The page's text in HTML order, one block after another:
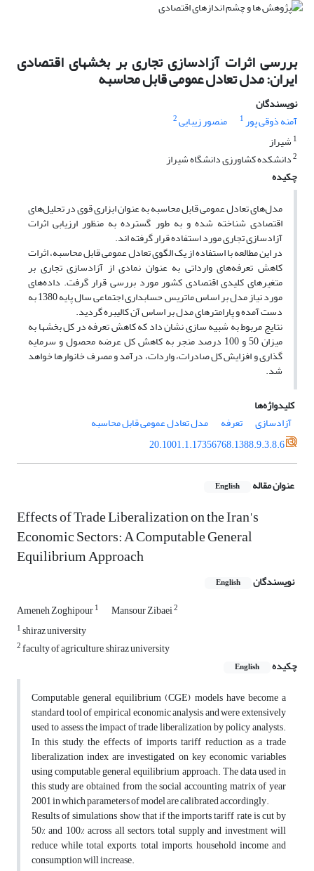
بررسی اثرات آزادسازی تجاری بر بخشهای اقتصادی
ایران: مدل تعادل عمومی قابل محاسبه
نویسندگان
آمنه ذوقی پور1 منصور زیبایی2
1 شیراز
2دانشکده کشاورزی دانشگاه شیراز
چکیده
مدل‌های تعادل عمومی قابل محاسبه به عنوان ابزاری قوی در تحلیل‌های
اقتصادی شناخته شده و به طور گسترده به منظور ارزیابی اثرات
آزادسازی تجاری مورد استفاده قرار گرفته اند.
در این مطالعه با استفاده از یک الگوی تعادل عمومی قابل محاسبه، اثرات
کاهش تعرفه‌های وارداتی به عنوان نمادی از آزادسازی تجاری بر
متغیرهای کلیدی اقتصادی کشور مورد بررسی قرار گرفت. داده‌های
مورد نیاز مدل بر اساس ماتریس حسابداری اجتماعی سال پایه 1380 به
دست آمده و پارامترهای مدل بر اساس آن کالیبره گردید.
نتایج مربوط به شبیه سازی نشان داد که کاهش تعرفه در کل بخشها به
میزان 50 و 100 درصد منجر به کاهش کل عرضه محصول و سرمایه
گذاری و افزایش کل صادرات، واردات، درآمد و مصرف خانوارها خواهد
شد.
کلیدواژه‌ها
آزادسازی
تعرفه
مدل تعادل عمومی قابل محاسبه
20.1001.1.17356768.1388.9.3.8.6
عنوان مقاله English
Effects of Trade Liberalization on the Iran's
Economic Sectors: A Computable General
Equilibrium Approach
نویسندگان English
Ameneh Zoghipour1 Mansour Zibaei2
1shiraz university
2faculty of agriculture, shiraz university
چکیده
English
Computable general equilibrium (CGE) models have become a
standard tool of empirical economic analysis and were extensively
used to assess the impact of trade liberalization by policy analysts.
In this study, the effects of imports tariff reduction as a trade
liberalization index are investigated on key economic variables
using computable general equilibrium approach. The data used in
this study are obtained from the social accounting matrix of year
2001 in which parameters of model are calibrated accordingly.
Results of simulations show that if the imports tariff rate is cut by
50% and 100% across all sectors, total supply and investment will
reduce while total exports, total imports, household income and
consumption will increase.